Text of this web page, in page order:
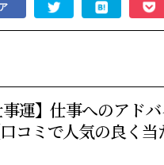
事運】仕事へのアド
コミで人気の良く当